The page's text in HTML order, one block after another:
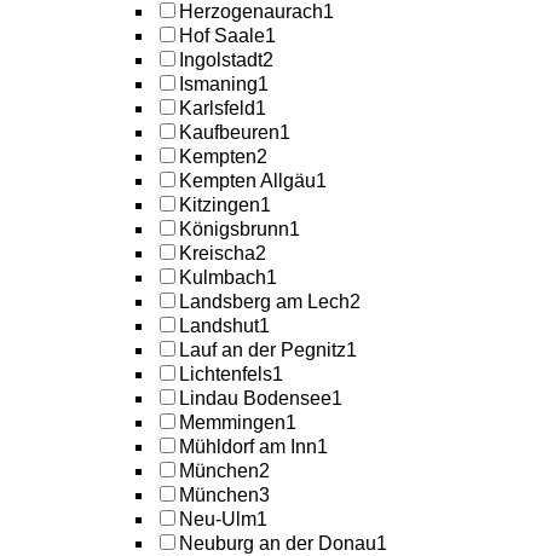
Herzogenaurach1
Hof Saale1
Ingolstadt2
Ismaning1
Karlsfeld1
Kaufbeuren1
Kempten2
Kempten Allgäu1
Kitzingen1
Königsbrunn1
Kreischa2
Kulmbach1
Landsberg am Lech2
Landshut1
Lauf an der Pegnitz1
Lichtenfels1
Lindau Bodensee1
Memmingen1
Mühldorf am Inn1
München2
München3
Neu-Ulm1
Neuburg an der Donau1